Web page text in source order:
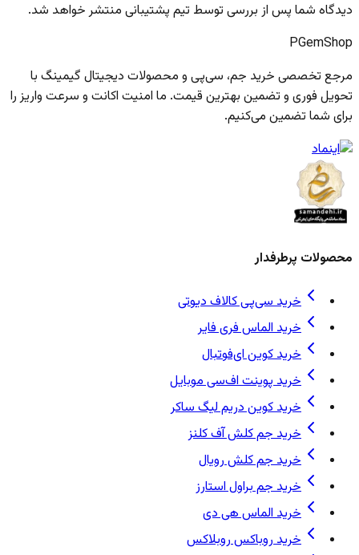
دیدگاه شما پس از بررسی توسط تیم پشتیبانی منتشر خواهد شد.
PGemShop
مرجع تخصصی خرید جم، سی‌پی و محصولات دیجیتال گیمینگ با
تحویل فوری و تضمین بهترین قیمت. ما امنیت اکانت و سرعت واریز را
برای شما تضمین می‌کنیم.
محصولات پرطرفدار
خرید سی‌پی کالاف دیوتی
خرید الماس فری فایر
خرید کوین ای‌فوتبال
خرید پوینت اف‌سی موبایل
خرید کوین دریم لیگ ساکر
خرید جم کلش آف کلنز
خرید جم کلش رویال
خرید جم براول استارز
خرید الماس هی دی
خرید روباکس روبلاکس